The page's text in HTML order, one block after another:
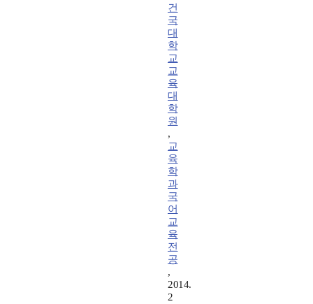
건
국
대
학
교
교
육
대
학
원
,
교
육
학
과
국
어
교
육
전
공
,
2014.
2